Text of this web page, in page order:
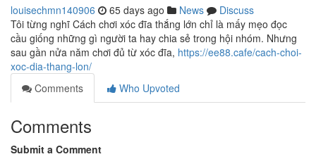
louisechmn140906 65 days ago News
Discuss
Tôi từng nghĩ Cách chơi xóc đĩa thắng lớn chỉ là mấy mẹo đọc
cầu giống những gì người ta hay chia sẻ trong hội nhóm. Nhưng
sau gần nửa năm chơi đủ từ xóc đĩa, https://ee88.cafe/cach-choi-
xoc-dia-thang-lon/
Comments
Who Upvoted
Comments
Submit a Comment